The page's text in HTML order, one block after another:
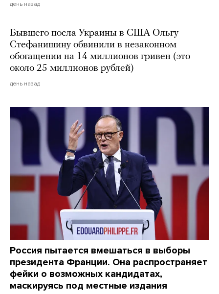
день назад
Бывшего посла Украины в США Ольгу
Стефанишину обвинили в незаконном
обогащении на 14 миллионов гривен (это
около 25 миллионов рублей)
день назад
Россия пытается вмешаться в выборы
президента Франции. Она распространяет
фейки о возможных кандидатах,
маскируясь под местные издания